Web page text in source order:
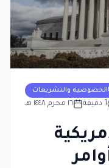
الخصوصية والتشريعات
١٦ محرم ١٤٤٨ هـ
1 دقيقة